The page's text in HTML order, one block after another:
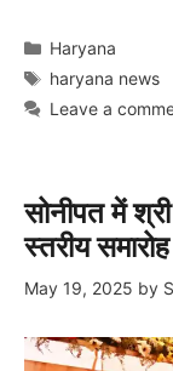
Categories
Haryana
Tags
haryana news
Leave a
सोनीपत में
स्तरीय
May 19, 2025 by